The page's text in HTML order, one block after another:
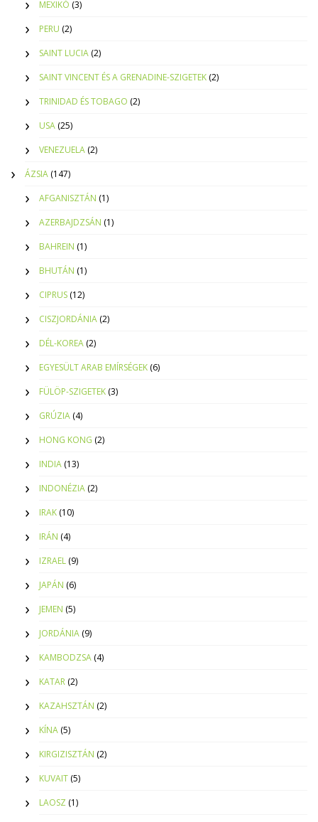
MEXIKÓ (3)
PERU (2)
SAINT LUCIA (2)
SAINT VINCENT ÉS A GRENADINE-SZIGETEK (2)
TRINIDAD ÉS TOBAGO (2)
USA (25)
VENEZUELA (2)
ÁZSIA (147)
AFGANISZTÁN (1)
AZERBAJDZSÁN (1)
BAHREIN (1)
BHUTÁN (1)
CIPRUS (12)
CISZJORDÁNIA (2)
DÉL-KOREA (2)
EGYESÜLT ARAB EMÍRSÉGEK (6)
FÜLÖP-SZIGETEK (3)
GRÚZIA (4)
HONG KONG (2)
INDIA (13)
INDONÉZIA (2)
IRAK (10)
IRÁN (4)
IZRAEL (9)
JAPÁN (6)
JEMEN (5)
JORDÁNIA (9)
KAMBODZSA (4)
KATAR (2)
KAZAHSZTÁN (2)
KÍNA (5)
KIRGIZISZTÁN (2)
KUVAIT (5)
LAOSZ (1)